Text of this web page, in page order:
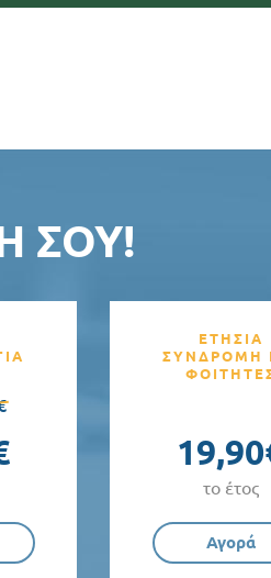
ΣΟΥ!
ΕΤΗΣΙΑ
ΣΥΝΔΡΟΜΗ
το έτος
Αγορά